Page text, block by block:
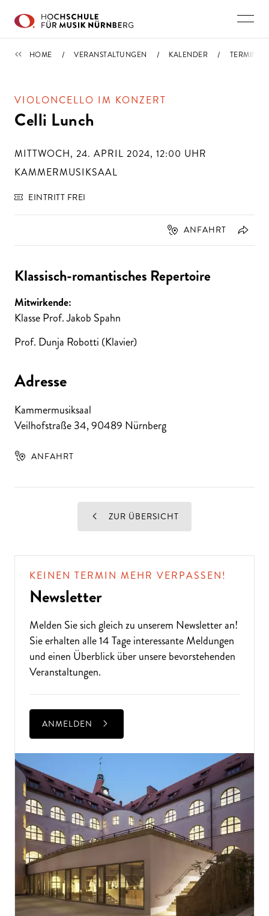
TERMINE
HOME VERANSTALTUNGEN KALENDER TERMIN
VIOLONCELLO IM KONZERT
Celli Lunch
MITTWOCH, 24. APRIL 2024, 12:00 UHR
KAMMERMUSIKSAAL
EINTRITT FREI
ANFAHRT
Klassisch-romantisches Repertoire
Mitwirkende:
Klasse Prof. Jakob Spahn
Prof. Dunja Robotti (Klavier)
Adresse
Kammermusiksaal
Veilhofstraße 34,90489 Nürnberg
ANFAHRT
ZUR ÜBERSICHT
KEINEN TERMIN MEHR VERPASSEN!
Newsletter
Melden Sie sich gleich zu unserem Newsletteran!
Sie erhalten alle 14 Tage interessante Meldungen
und einen Überblick über unsere bevorstehenden
Veranstaltungen.
ANMELDEN